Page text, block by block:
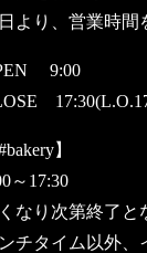
より、営業時間
9:00
】
～17:30
なり次第終了と
チタイム以外、